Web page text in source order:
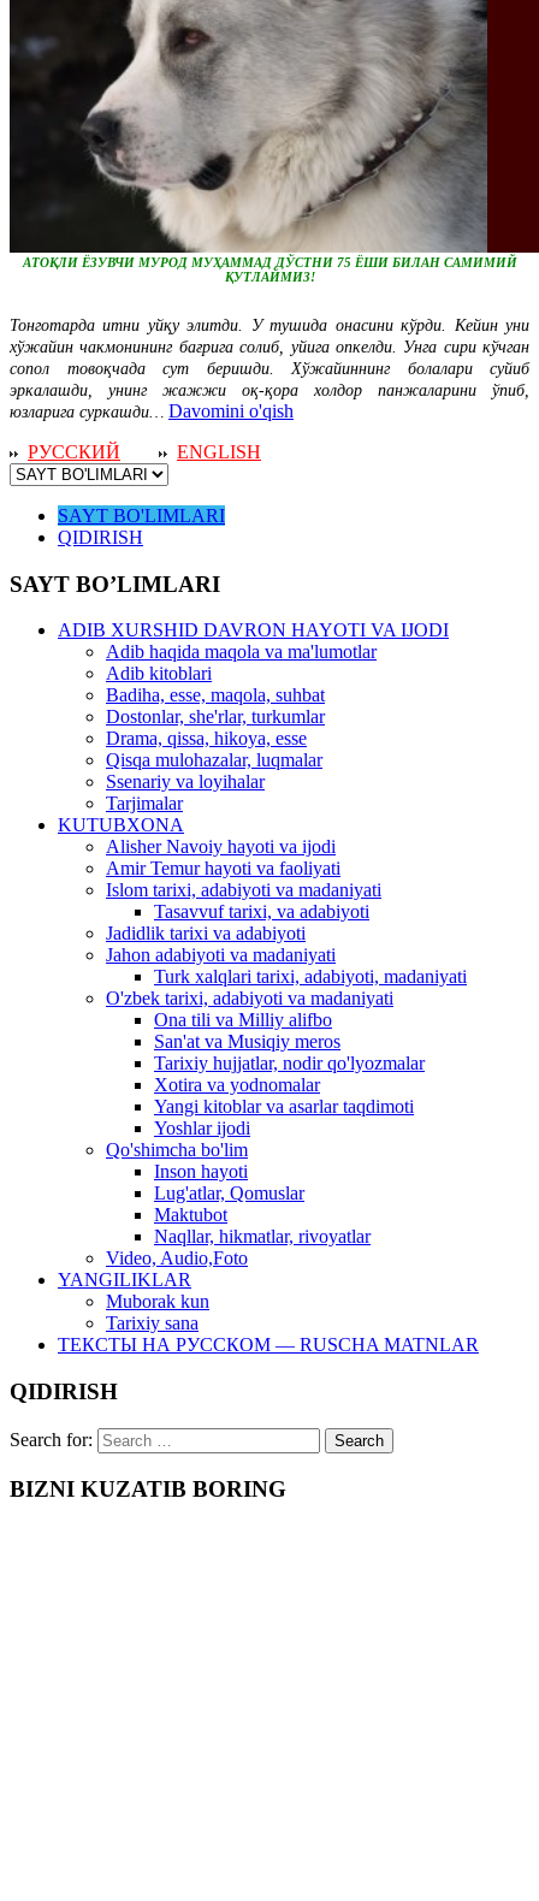
АТОҚЛИ ЁЗУВЧИ МУРОД МУҲАММАД ДЎСТНИ 75 ЁШИ БИЛАН САМИМИЙ
ҚУТЛАЙМИЗ!
Тонготарда итни уйқу элитди. У тушида онасини кўрди. Кейин уни
хўжайин чакмонининг бағрига солиб, уйига опкелди. Унга сири кўчган
сопол товоқчада сут беришди. Хўжайиннинг болалари суйиб
эркалашди, унинг жажжи оқ-қора холдор панжаларини ўпиб,
юзларига суркашди… Davomini o'qish
РУССКИЙ
ENGLISH
SAYT BO'LIMLARI
QIDIRISH
SAYT BO’LIMLARI
ADIB XURSHID DAVRON HAYOTI VA IJODI
Adib haqida maqola va ma'lumotlar
Adib kitoblari
Badiha, esse, maqola, suhbat
Dostonlar, she'rlar, turkumlar
Drama, qissa, hikoya, esse
Qisqa mulohazalar, luqmalar
Ssenariy va loyihalar
Tarjimalar
KUTUBXONA
Alisher Navoiy hayoti va ijodi
Amir Temur hayoti va faoliyati
Islom tarixi, adabiyoti va madaniyati
Tasavvuf tarixi, va adabiyoti
Jadidlik tarixi va adabiyoti
Jahon adabiyoti va madaniyati
Turk xalqlari tarixi, adabiyoti, madaniyati
O'zbek tarixi, adabiyoti va madaniyati
Ona tili va Milliy alifbo
San'at va Musiqiy meros
Tarixiy hujjatlar, nodir qo'lyozmalar
Xotira va yodnomalar
Yangi kitoblar va asarlar taqdimoti
Yoshlar ijodi
Qo'shimcha bo'lim
Inson hayoti
Lug'atlar, Qomuslar
Maktubot
Naqllar, hikmatlar, rivoyatlar
Video, Audio,Foto
YANGILIKLAR
Muborak kun
Tarixiy sana
ТЕКСТЫ НА РУССКОМ — RUSCHA MATNLAR
QIDIRISH
Search for:
BIZNI KUZATIB BORING